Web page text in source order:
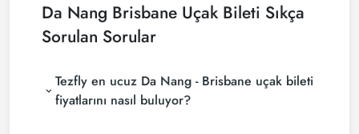
Da Nang Brisbane Uçak Bileti Sıkça
Sorulan Sorular
Tezfly en ucuz Da Nang - Brisbane uçak bileti
fiyatlarını nasıl buluyor?